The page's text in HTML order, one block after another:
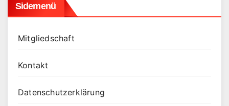
Sidemenü
Mitgliedschaft
Kontakt
Datenschutz­erklärung